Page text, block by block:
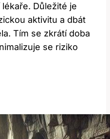
Důležité je
aktivitu a dbát
Tím se zkrátí doba
se riziko